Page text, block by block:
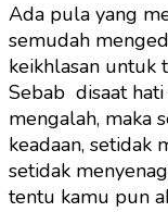
Ada pula yang
semudah
keikhlasan untuk
Sebab disaat
mengalah, maka
keadaan, setidak
setidak
tentu kamu pun